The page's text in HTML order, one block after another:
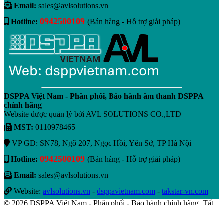
Email: sales@avlsolutions.vn
Hotline: 0942500109 (Bán hàng - Hỗ trợ giải pháp)
DSPPA Việt Nam - Phân phối, Bảo hành âm thanh DSPPA
chính hãng
Website được quản lý bởi AVL SOLUTIONS CO.,LTD
MST: 0110978465
VP GD: SN78, Ngõ 207, Ngọc Hồi, Yên Sở, TP Hà Nội
Hotline: 0942500109 (Bán hàng - Hỗ trợ giải pháp)
Email: sales@avlsolutions.vn
Website: avlsolutions.vn - dsppavietnam.com - takstar-vn.com
© 2026 DSPPA Việt Nam - Phân phối - Bảo hành chính hãng .Tất